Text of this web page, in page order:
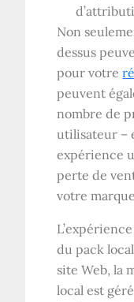
Non
dessus
pour votre
peuvent
nombre de
utilisateur –
expérience
perte de
votre
du pack
site Web, la
local est